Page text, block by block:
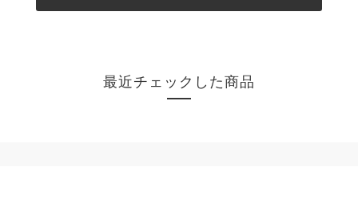
最近チェックした商品